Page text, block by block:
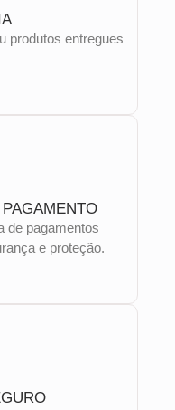
produtos entregues
de pagamentos
e proteção.